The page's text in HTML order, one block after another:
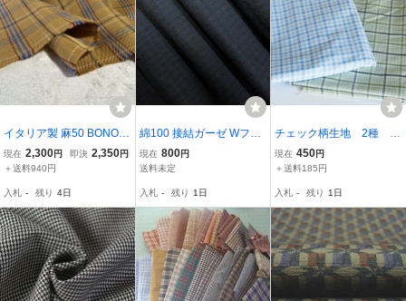
イタリア製 麻50 BONOT
TO ブランド からし×青×
赤 150×200 スカート
現在 2,300円 即決 2,350円
＋送料940円
入札 - 残り 4日
綿100 接結ガーゼ Wフェ
イス チェック 格子 ワン
ピース 薄地 巾112cm 長4
現在 800円
送料未定
入札 - 残り 1日
チェック柄生地 2種 ラ
イトブルー グリーン
未使用保管品
現在 450円
＋送料185円
入札 - 残り 1日